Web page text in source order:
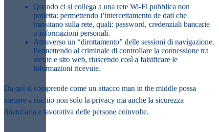
Quando ci si collega a una rete Wi-Fi pubblica non
protetta: permettendo l’intercettamento de dati che
transitano sulla rete, quali: password, credenziali bancarie
o informazioni personali.
Attraverso un “dirottamento” delle sessioni di navigazione.
Permettendo al criminale di controllare la connessione tra
utente e sito web, riuscendo così a falsificare le
informazioni ricevute.
Da qui si comprende come un attacco man in the middle possa
mettere a rischio non solo la privacy ma anche la sicurezza
finanziaria e lavorativa delle persone coinvolte.